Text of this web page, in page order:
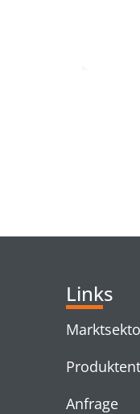
Links
Anfrage